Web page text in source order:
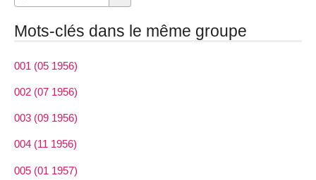
Mots-clés dans le même groupe
001 (05 1956)
002 (07 1956)
003 (09 1956)
004 (11 1956)
005 (01 1957)